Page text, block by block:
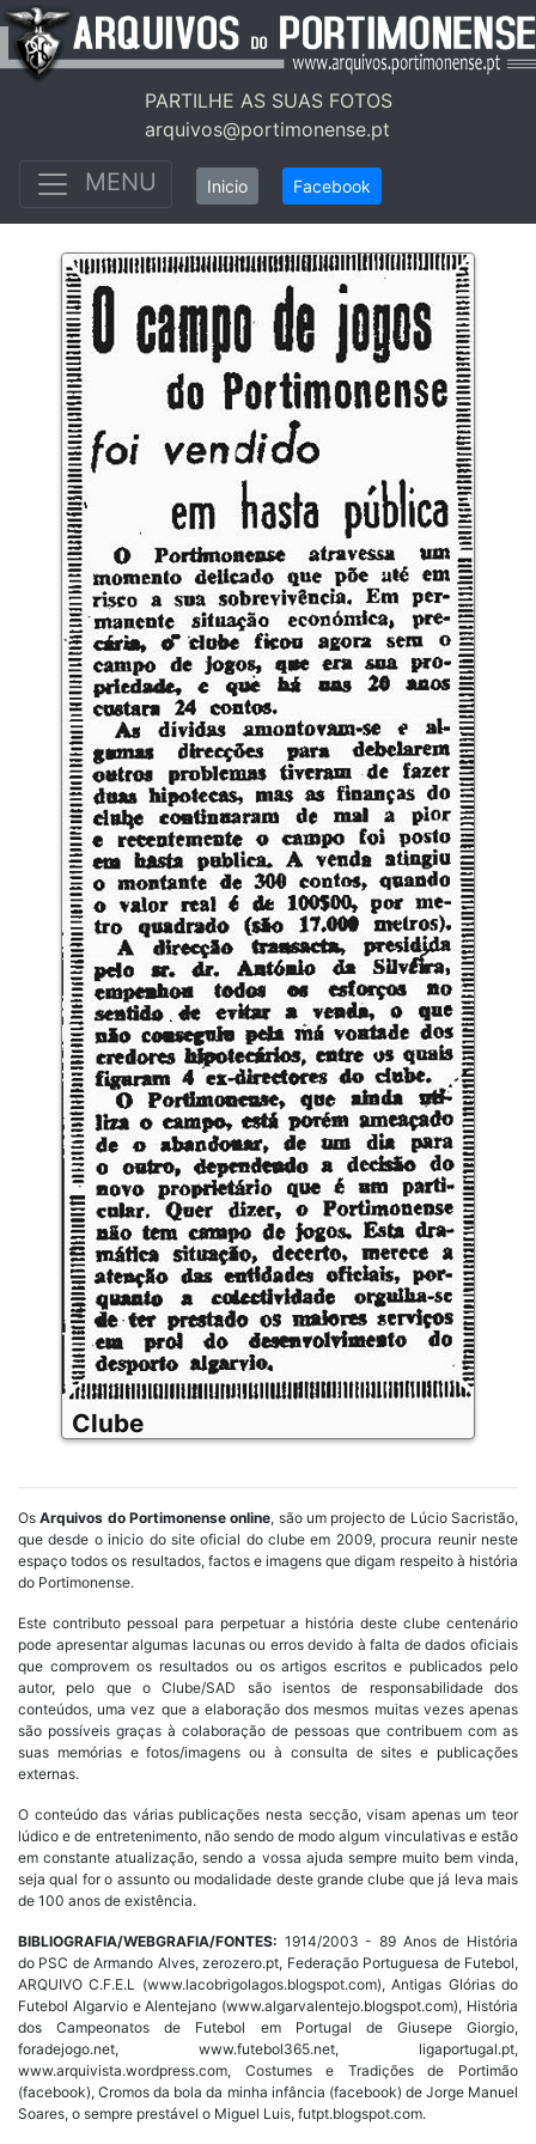
PARTILHE AS SUAS FOTOS
arquivos@portimonense.pt
MENU Inicio Facebook
Clube
OsArquivos do Portimonense online, são um projecto de Lúcio Sacristão,
que desde o inicio do site oficial do clube em 2009, procura reunir neste
espaço todos os resultados, factos e imagens que digam respeito à história
do Portimonense.
Este contributo pessoal para perpetuar a história deste clube centenário
pode apresentar algumas lacunas ou erros devido à falta de dados oficiais
que comprovem os resultados ou os artigos escritos e publicados pelo
autor, pelo que o Clube/SAD são isentos de responsabilidade dos
conteúdos, uma vez que a elaboração dos mesmos muitas vezes apenas
são possíveis graças à colaboração de pessoas que contribuem com as
suas memórias e fotos/imagens ou à consulta de sites e publicações
externas.
O conteúdo das várias publicações nesta secção, visam apenas um teor
lúdico e de entretenimento, não sendo de modo algum vinculativas e estão
em constante atualização, sendo a vossa ajuda sempre muito bem vinda,
seja qual for o assunto ou modalidade deste grande clube que já leva mais
de 100 anos de existência.
BIBLIOGRAFIA/WEBGRAFIA/FONTES: 1914/2003 - 89 Anos de História
do PSC de Armando Alves, zerozero.pt, Federação Portuguesa de Futebol,
ARQUIVO C.F.E.L (www.lacobrigolagos.blogspot.com), Antigas Glórias do
Futebol Algarvio e Alentejano (www.algarvalentejo.blogspot.com), História
dos Campeonatos de Futebol em Portugal de Giusepe Giorgio,
foradejogo.net, www.futebol365.net, ligaportugal.pt,
www.arquivista.wordpress.com, Costumes e Tradições de Portimão
(facebook), Cromos da bola da minha infância (facebook) de Jorge Manuel
Soares, o sempre prestável o Miguel Luis, futpt.blogspot.com.